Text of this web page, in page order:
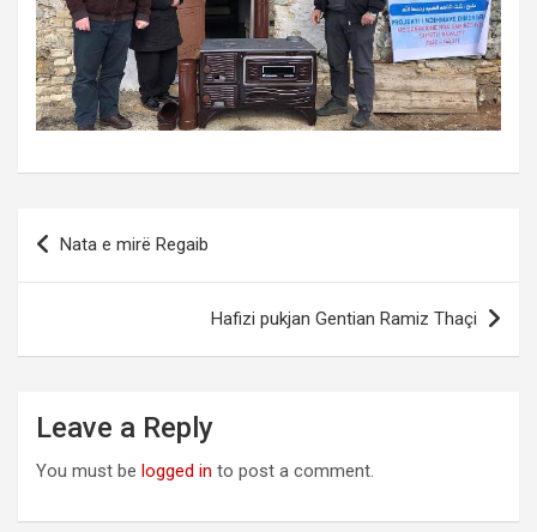
Post
navigation
Nata e mirë Regaib
Hafizi pukjan Gentian Ramiz Thaçi
Leave a Reply
You must be logged in to post a comment.